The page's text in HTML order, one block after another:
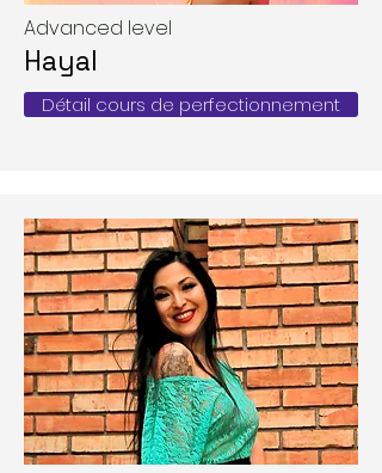
Advanced level
Hayal
Détail cours de perfectionnement